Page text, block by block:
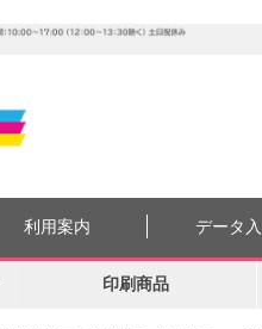
利用案内 データ
印刷商品